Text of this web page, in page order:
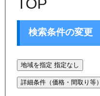
TOP
検索条件の変更
地域を指定 指定なし
詳細条件（価格・間取り等